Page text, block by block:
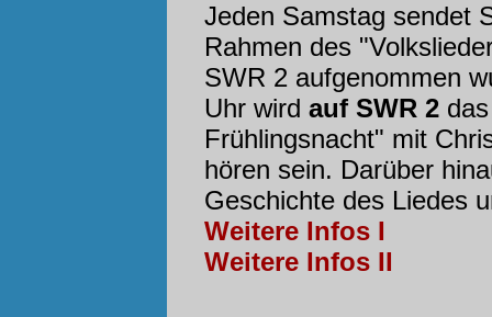
Jeden Samstag sendet
Rahmen des
SWR 2 aufgenommen
Uhr wird auf SWR 2
Frühlingsnacht" mit
hören sein. Darüber
Geschichte des Liedes
Weitere Infos I
Weitere Infos II